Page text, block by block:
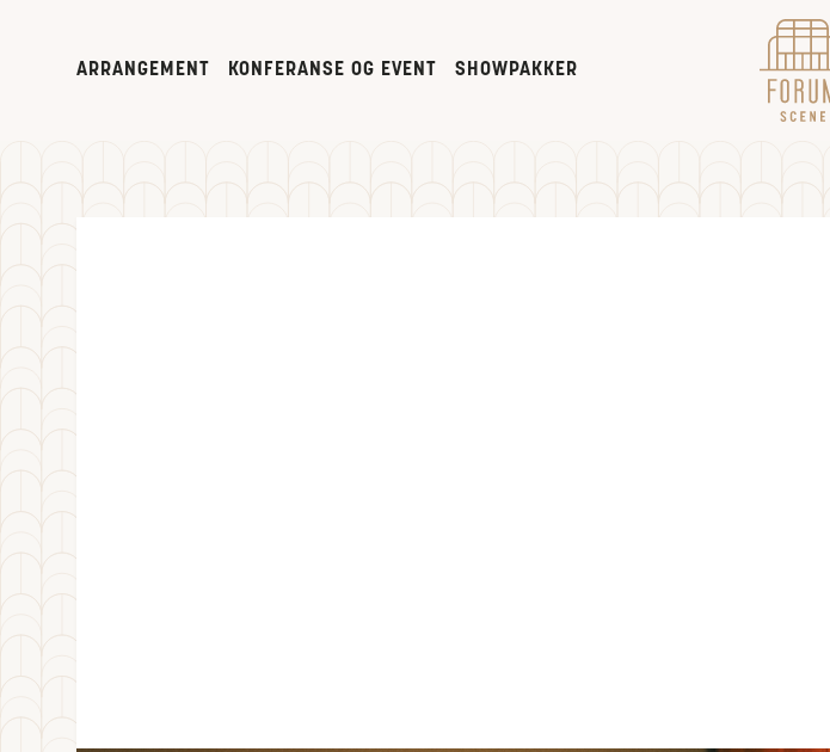
ARRANGEMENT KONFERANSE OG EVENT SHOWPAKKER